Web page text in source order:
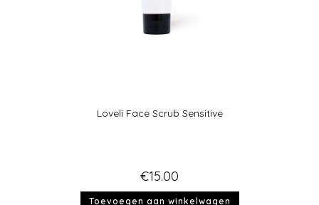
Loveli Face Scrub Sensitive
€15.00
Toevoegen aan winkelwagen